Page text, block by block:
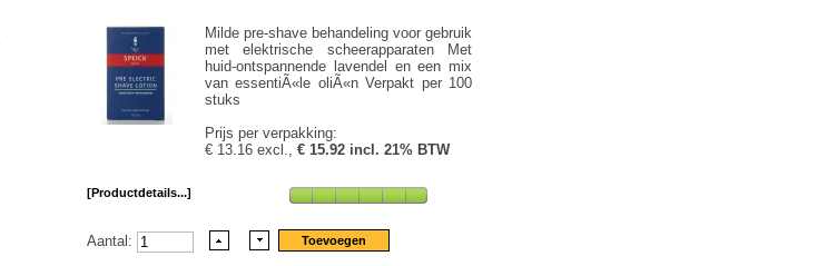
Milde pre-shave behandeling voor gebruik
met elektrische scheerapparaten Met
huid-ontspannende lavendel en een mix
van essentiÃ«le oliÃ«n Verpakt per 100
stuks
Prijs per verpakking:
€ 13.16 excl., € 15.92 incl. 21% BTW
[Productdetails...]
Aantal: